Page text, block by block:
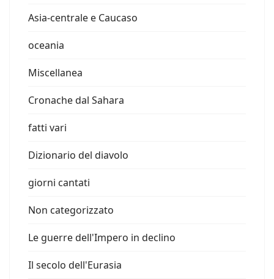
Asia-centrale e Caucaso
oceania
Miscellanea
Cronache dal Sahara
fatti vari
Dizionario del diavolo
giorni cantati
Non categorizzato
Le guerre dell'Impero in declino
Il secolo dell'Eurasia